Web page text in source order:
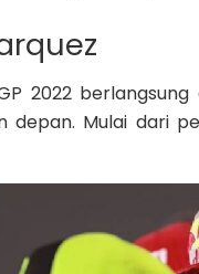
2022
depan. Mulai dari